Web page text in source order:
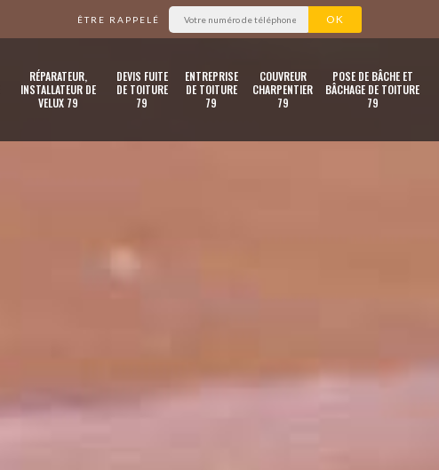
ÊTRE RAPPELÉ
RÉPARATEUR,
INSTALLATEUR DE
VELUX 79
DEVIS FUITE
DE TOITURE
79
ENTREPRISE
DE TOITURE
79
COUVREUR
CHARPENTIER
79
POSE DE BÂCHE ET
BÂCHAGE DE TOITURE
79